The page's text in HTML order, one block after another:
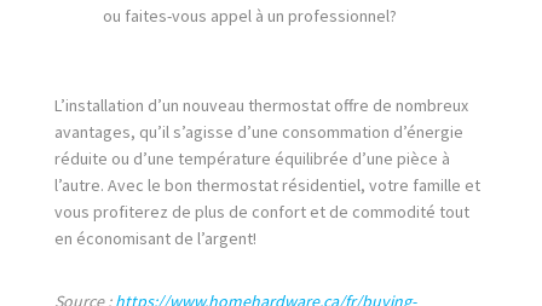
ou faites-vous appel à un professionnel?
L’installation d’un nouveau thermostat offre de nombreux
avantages, qu’il s’agisse d’une consommation d’énergie
réduite ou d’une température équilibrée d’une pièce à
l’autre. Avec le bon thermostat résidentiel, votre famille et
vous profiterez de plus de confort et de commodité tout
en économisant de l’argent!
Source :https://www.homehardware.ca/fr/buying-